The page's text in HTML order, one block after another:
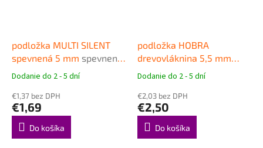
podložka MULTI SILENT
spevnená 5 mm spevnená
podložka pod plávajúce
Priemerné
produktu
je
4,9
Dodanie do 2 - 5 dní
€1,37 bez DPH
€1,69
Do košíka
podložka HOBRA
drevovláknina 5,5 mm
EKOPOR - podložka pod
Priemerné
produktu
je
4,3
Dodanie do 2 - 5 dní
€2,03 bez DPH
€2,50
Do košíka